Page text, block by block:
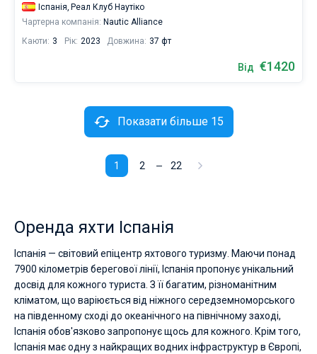
Іспанія, Реал Клуб Наутіко
Чартерна компанія: Nautic Alliance
Каюти: 3 Рік: 2023 Довжина: 37 фт
Від €1420
1 2 22
Показати більше 15
Оренда яхти Іспанія
Іспанія — світовий епіцентр яхтового туризму. Маючи понад
7900 кілометрів берегової лінії, Іспанія пропонує унікальний
досвід для кожного туриста. З її багатим, різноманітним
кліматом, що варіюється від ніжного середземноморського
на південному сході до океанічного на північному заході,
Іспанія обов'язково запропонує щось для кожного. Крім того,
Іспанія має одну з найкращих водних інфраструктур в Європі,